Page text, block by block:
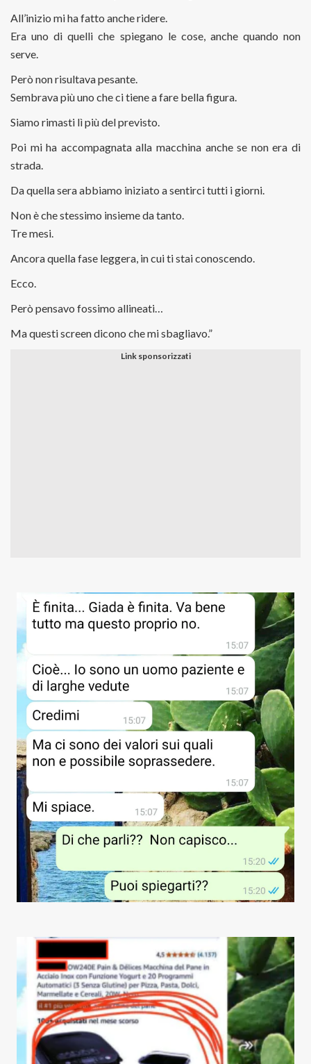
All’inizio mi ha fatto anche ridere.
Era uno di quelli che spiegano le cose, anche quando non
serve.
Però non risultava pesante.
Sembrava più uno che ci tiene a fare bella figura.
Siamo rimasti lì più del previsto.
Poi mi ha accompagnata alla macchina anche se non era di
strada.
Da quella sera abbiamo iniziato a sentirci tutti i giorni.
Non è che stessimo insieme da tanto.
Tre mesi.
Ancora quella fase leggera, in cui ti stai conoscendo.
Ecco.
Però pensavo fossimo allineati…
Ma questi screen dicono che mi sbagliavo.”